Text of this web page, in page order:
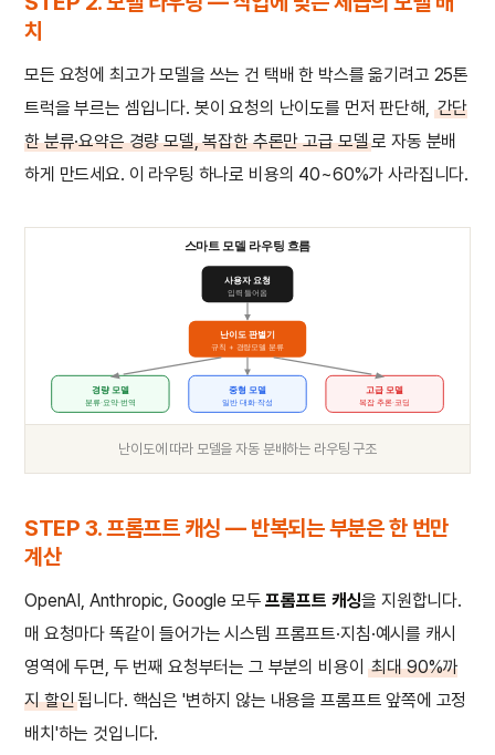
치
모든 요청에 최고가 모델을 쓰는 건 택배 한 박스를 옮기려고 25톤
트럭을 부르는 셈입니다. 봇이 요청의 난이도를 먼저 판단해, 간단
한 분류·요약은 경량 모델, 복잡한 추론만 고급 모델로 자동 분배
하게 만드세요. 이 라우팅 하나로 비용의 40~60%가 사라집니다.
스마트 모델 라우팅 흐름
사용자 요청
입력 들어옴
난이도 판별기
규칙 + 경량모델 분류
경량 모델
분류·요약·번역
중형 모델
일반 대화·작성
고급 모델
복잡 추론·코딩
난이도에 따라 모델을 자동 분배하는 라우팅 구조
STEP 3. 프롬프트 캐싱 — 반복되는 부분은 한 번만
계산
OpenAI, Anthropic, Google 모두프롬프트 캐싱을 지원합니다.
매 요청마다 똑같이 들어가는 시스템 프롬프트·지침·예시를 캐시
영역에 두면, 두 번째 요청부터는 그 부분의 비용이최대 90%까
지 할인됩니다. 핵심은 '변하지 않는 내용을 프롬프트 앞쪽에 고정
배치'하는 것입니다.